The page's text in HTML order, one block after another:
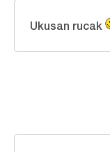
Ukusan rucak